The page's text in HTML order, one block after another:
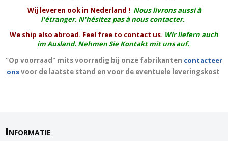
Wij leveren ook in Nederland ! Nous livrons aussi à
l'étranger. N'hésitez pas à nous contacter.
We ship also abroad. Feel free to contact us. Wir liefern auch
im Ausland. Nehmen Sie Kontakt mit uns auf.
"Op voorraad" mits voorradig bij onze fabrikanten contacteer
onsvoor de laatste stand en voor de eventueleleveringskost
Informatie